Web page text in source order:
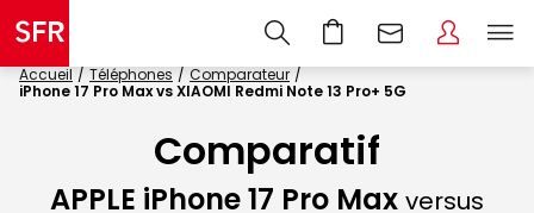
Accueil Téléphones
Comparateur
iPhone 17 Pro Max vs XIAOMI Redmi Note 13 Pro+ 5G
Comparatif
APPLE iPhone 17 Pro Max versus